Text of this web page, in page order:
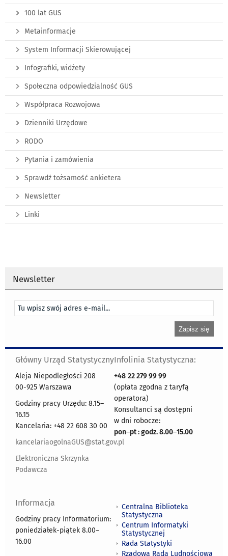
100 lat GUS
Metainformacje
System Informacji Skierowującej
Infografiki, widżety
Społeczna odpowiedzialność GUS
Współpraca Rozwojowa
Dzienniki Urzędowe
RODO
Pytania i zamówienia
Sprawdź tożsamość ankietera
Newsletter
Linki
Newsletter
Główny Urząd Statystyczny
Aleja Niepodległości 208
00-925 Warszawa
Godziny pracy Urzędu: 8.15–
16.15
Kancelaria: +48 22 608 30 00
kancelariaogolnaGUS@stat.gov.pl
Elektroniczna Skrzynka
Podawcza
Infolinia Statystyczna:
+48 22 279 99 99
(opłata zgodna z taryfą
operatora)
Konsultanci są dostępni
w dni robocze:
pon–pt : godz. 8.00–15.00
Informacja
Godziny pracy Informatorium:
poniedziałek-piątek 8.00–
16.00
Centralna Biblioteka
Statystyczna
Centrum Informatyki
Statystycznej
Rada Statystyki
Rządowa Rada Ludnościowa